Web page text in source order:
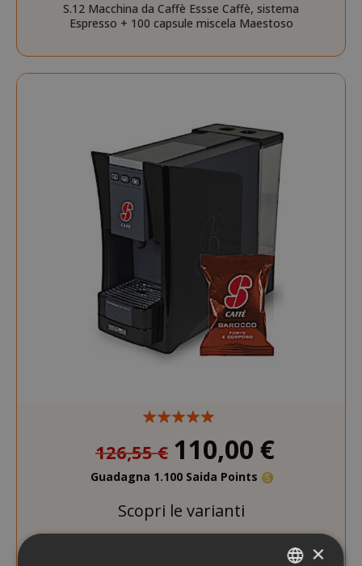
S.12 Macchina da Caffè Essse Caffè, sistema
Espresso + 100 capsule miscela Maestoso
126,55 € 110,00 €
Guadagna 1.100 Saida Points
Scopri le varianti
×